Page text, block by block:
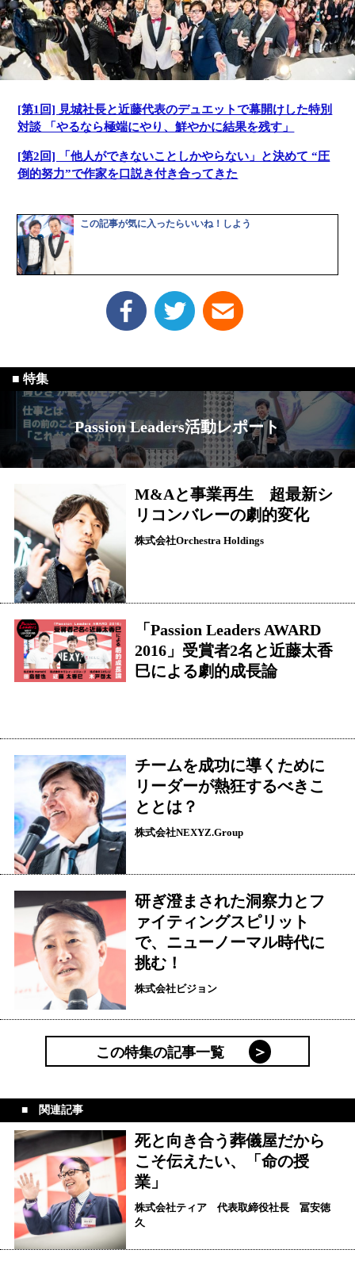
[第1回] 見城社長と近藤代表のデュエットで幕開けした特別
対談 「やるなら極端にやり、鮮やかに結果を残す」
[第2回] 「他人ができないことしかやらない」と決めて “圧
倒的努力”で作家を口説き付き合ってきた
この記事が気に入ったらいいね！しよう
Passion Leaders活動レポート
M&Aと事業再生 超最新シ
リコンバレーの劇的変化
株式会社Orchestra Holdings
「Passion Leaders AWARD
2016」受賞者2名と近藤太香
巳による劇的成長論
チームを成功に導くために
リーダーが熱狂するべきこ
ととは？
株式会社NEXYZ.Group
研ぎ澄まされた洞察力とフ
ァイティングスピリット
で、ニューノーマル時代に
挑む！
株式会社ビジョン
この特集の記事一覧
関連記事
死と向き合う葬儀屋だから
こそ伝えたい、「命の授
業」
株式会社ティア 代表取締役社長 冨安徳
久